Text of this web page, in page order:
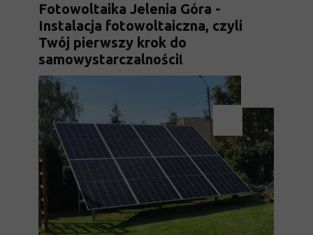
Fotowoltaika Jelenia Góra -
Instalacja fotowoltaiczna, czyli
Twój pierwszy krok do
samowystarczalności!